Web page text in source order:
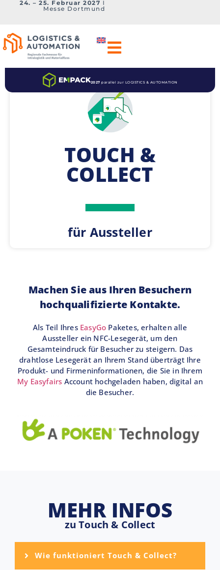
24. – 25. Februar 2027 I
Messe Dortmund
2027 parallel zur LOGISTICS & AUTOMATION
TOUCH &
COLLECT
für Aussteller
Machen Sie aus Ihren Besuchern
hochqualifizierte Kontakte.
Als Teil Ihres EasyGo Paketes, erhalten alle
Aussteller ein NFC-Lesegerät, um den
Gesamteindruck für Besucher zu steigern. Das
drahtlose Lesegerät an Ihrem Stand überträgt Ihre
Produkt- und Firmeninformationen, die Sie in Ihrem
My Easyfairs Account hochgeladen haben, digital an
die Besucher.
MEHR INFOS
zu Touch & Collect
Wie funktioniert Touch & Collect?